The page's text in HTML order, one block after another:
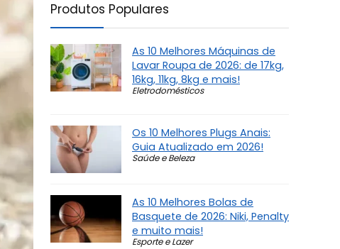
Produtos Populares
As 10 Melhores Máquinas de
Lavar Roupa de 2026: de 17kg,
16kg, 11kg, 8kg e mais!
Eletrodomésticos
Os 10 Melhores Plugs Anais:
Guia Atualizado em 2026!
Saúde e Beleza
As 10 Melhores Bolas de
Basquete de 2026: Niki, Penalty
e muito mais!
Esporte e Lazer